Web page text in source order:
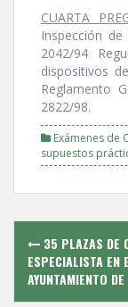
CUARTA
Inspección
2042/94
Reglamento
2822/98.
Exámenes de
supuestos
Post35 PLAZAS DE
ESPECIALISTA EN
AYUNTAMIENTO